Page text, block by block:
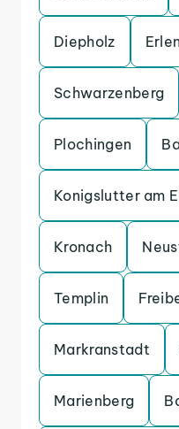
Diepholz
Schwarzenberg
Plochingen
Konigslutter am
Kronach
Templin
Markranstadt
Marienberg